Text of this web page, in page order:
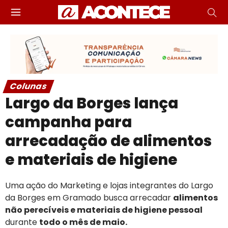
Colunas
Largo da Borges lança
campanha para
arrecadação de alimentos
e materiais de higiene
Uma ação do Marketing e lojas integrantes do Largo
da Borges em Gramado busca arrecadar alimentos
não perecíveis e materiais de higiene pessoal
durante todo o mês de maio.